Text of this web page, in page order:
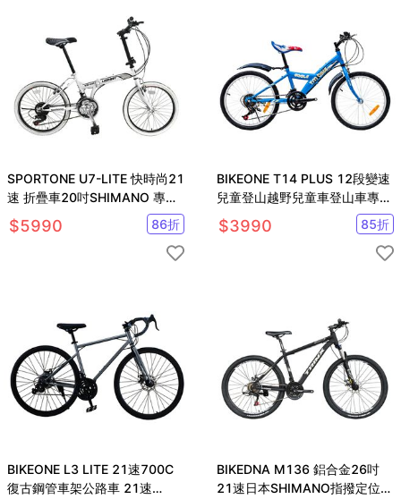
SPORTONE U7-LITE 快時尚21
速 折疊車20吋SHIMANO 專為
都會休閒需求而生
$5990 86折
BIKEONE T14 PLUS 12段變速
兒童登山越野兒童車登山車專為
入門兒童騎乘設計充滿童趣風格
$3990 85折
BIKEONE L3 LITE 21速700C
復古鋼管車架公路車 21速
BIKEDNA M136 鋁合金26吋
21速日本SHIMANO指撥定位變